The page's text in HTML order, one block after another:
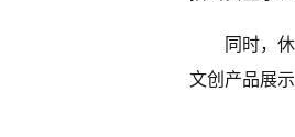
同时，
文创产品展